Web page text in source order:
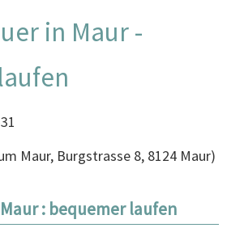
in Maur -
Maur, Burgstrasse 8, 8124 Maur)
: bequemer laufen